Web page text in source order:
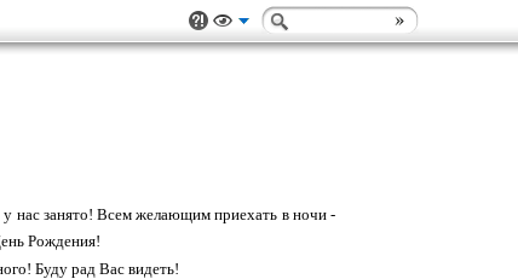
нас занято! Всем желающим приехать в ночи -
Рождения!
Буду рад Вас видеть!